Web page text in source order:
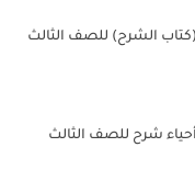
(كتاب الشرح) للصف الثالث
شرح للصف الثالث